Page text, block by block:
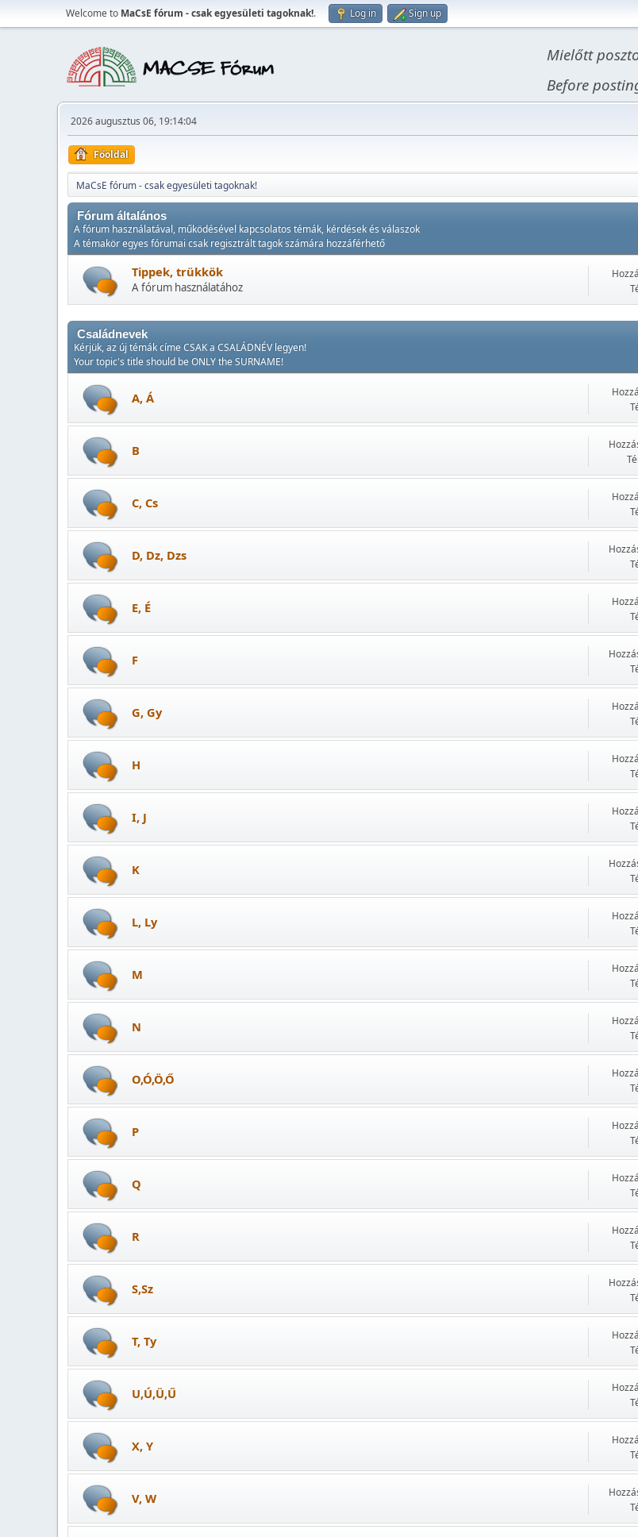
Welcome to MaCsE fórum - csak egyesületi tagoknak!. Log in Sign up
Mielőtt
Before
2026 augusztus 06, 19:14:04
Főoldal
MaCsE fórum - csak egyesületi tagoknak!
Fórum általános
A fórum használatával, működésével kapcsolatos témák, kérdések és válaszok
A témakör egyes fórumai csak regisztrált tagok számára hozzáférhető
Tippek, trükkök
A fórum használatához
Családnevek
Kérjük, az új témák címe CSAK a CSALÁDNÉV legyen!
Your topic's title should be ONLY the SURNAME!
A, Á
B
C, Cs
D, Dz, Dzs
E, É
F
G, Gy
H
I, J
K
L, Ly
M
N
O,Ó,Ö,Ő
P
Q
R
S,Sz
T, Ty
U,Ú,Ü,Ű
X, Y
V, W